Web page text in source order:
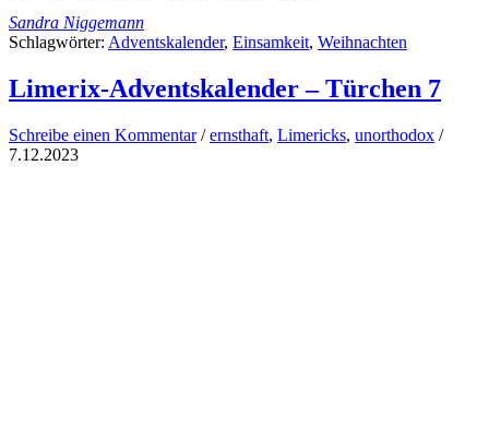
Sandra Niggemann
Schlagwörter: Adventskalender, Einsamkeit, Weihnachten
Limerix-Adventskalender – Türchen 7
Schreibe einen Kommentar /ernsthaft, Limericks, unorthodox /
7.12.2023